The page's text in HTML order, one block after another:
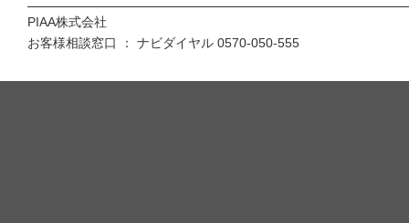
PIAA株式会社
お客様相談窓口 ： ナビダイヤル 0570-050-555